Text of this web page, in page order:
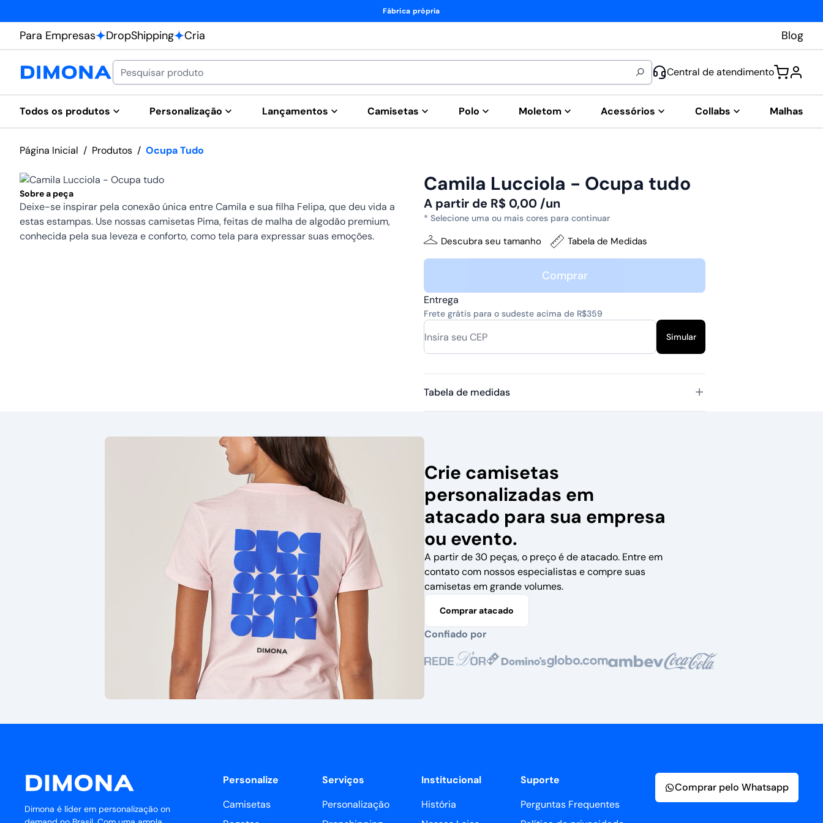
Fábrica própria
Para Empresas DropShipping Cria Blog
Central de atendimento
Todos os produtos Personalização Lançamentos Camisetas Polo Moletom Acessórios Collabs Malhas
Página Inicial / Produtos / Ocupa Tudo
Sobre a peça
Deixe-se inspirar pela conexão única entre Camila e sua filha Felipa, que deu vida a
estas estampas. Use nossas camisetas Pima, feitas de malha de algodão premium,
conhecida pela sua leveza e conforto, como tela para expressar suas emoções.
Camila Lucciola - Ocupa tudo
A partir de R$ 0,00 /un
* Selecione uma ou mais cores para continuar
Descubra seu tamanho Tabela de Medidas
Comprar
Entrega
Frete grátis para o sudeste acima de R$359
Simular
Tabela de medidas
Crie camisetas
personalizadas em
atacado para sua empresa
ou evento.
A partir de 30 peças, o preço é de atacado. Entre em
contato com nossos especialistas e compre suas
camisetas em grande volumes.
Comprar atacado
Confiado por
Dimona é líder em personalização on
Personalize
Camisetas
Serviços
Personalização
Institucional
História
Suporte
Perguntas Frequentes
Comprar pelo Whatsapp